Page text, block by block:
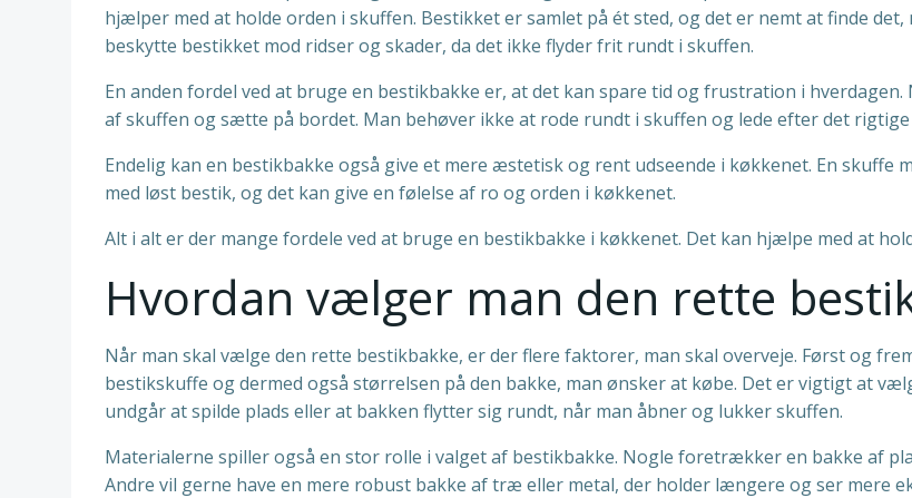
hjælper med at holde orden i skuffen. Bestikket er samlet på ét sted, og det er nemt at finde
beskytte bestikket mod ridser og skader, da det ikke flyder frit rundt i skuffen.
En anden fordel ved at bruge en bestikbakke er, at det kan spare tid og frustration i
af skuffen og sætte på bordet. Man behøver ikke at rode rundt i skuffen og lede efter det
Endelig kan en bestikbakke også give et mere æstetisk og rent udseende i køkkenet. En skuffe
med løst bestik, og det kan give en følelse af ro og orden i køkkenet.
Alt i alt er der mange fordele ved at bruge en bestikbakke i køkkenet. Det kan hjælpe med at
Hvordan vælger man den rette
Når man skal vælge den rette bestikbakke, er der flere faktorer, man skal overveje. Først og
bestikskuffe og dermed også størrelsen på den bakke, man ønsker at købe. Det er vigtigt at
undgår at spilde plads eller at bakken flytter sig rundt, når man åbner og lukker skuffen.
Materialerne spiller også en stor rolle i valget af bestikbakke. Nogle foretrækker en bakke af
Andre vil gerne have en mere robust bakke af træ eller metal, der holder længere og ser mere